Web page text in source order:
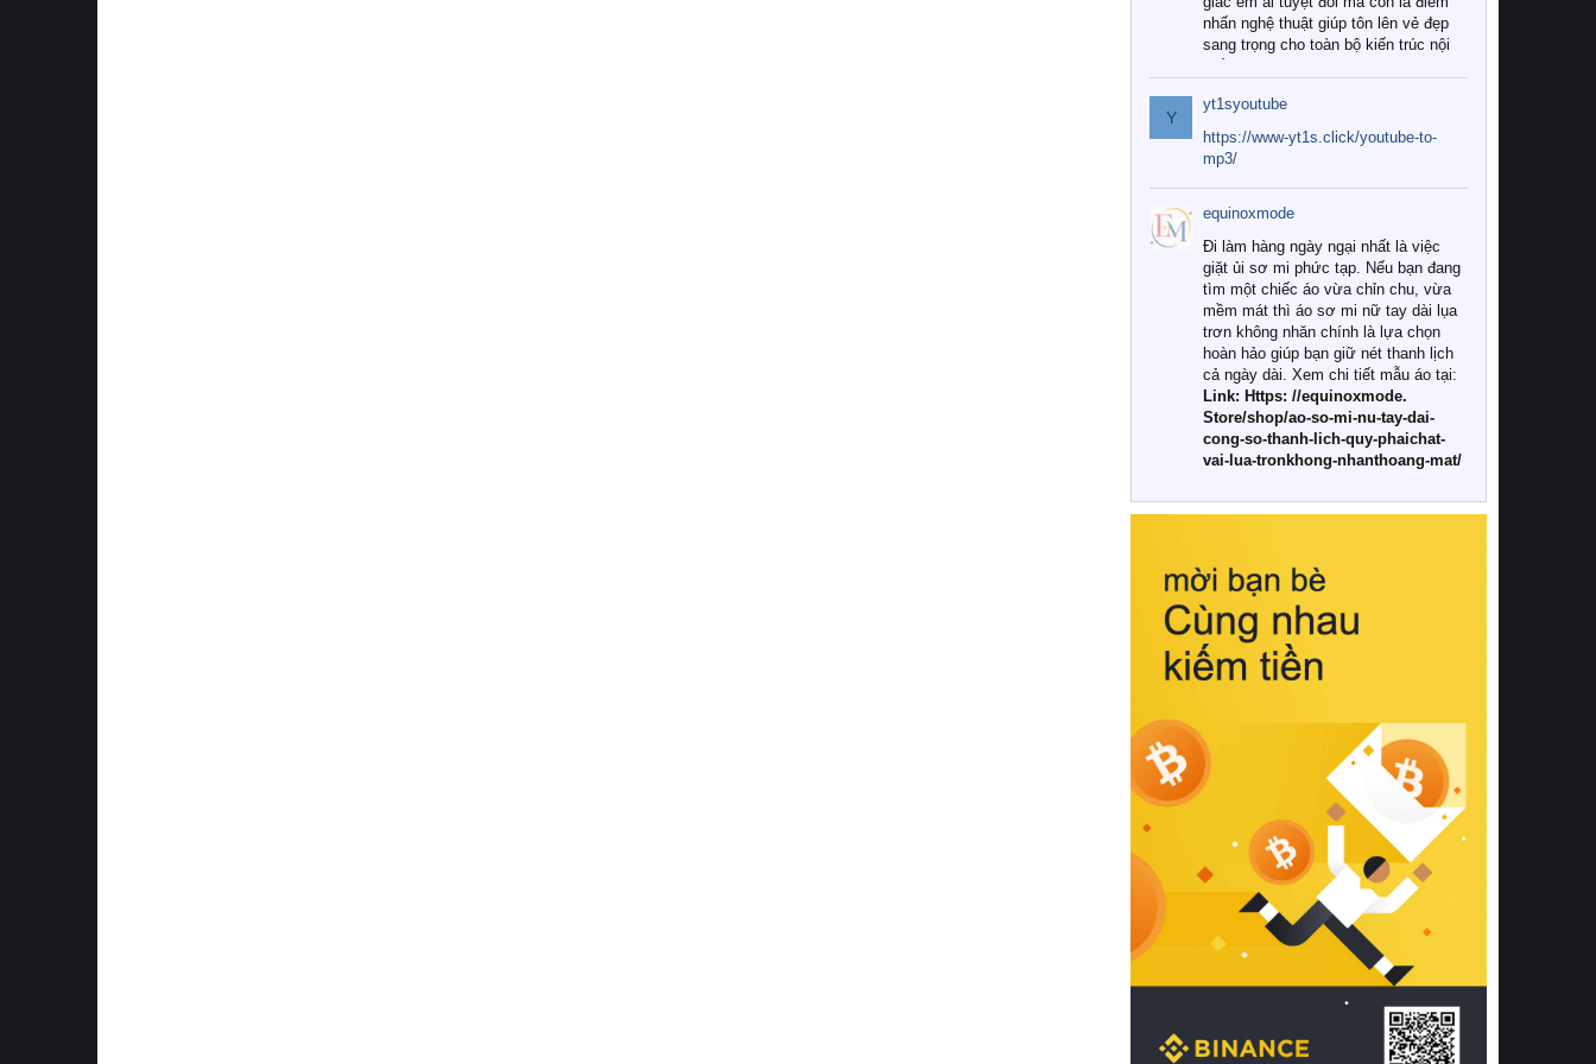
nhấn nghệ thuật giúp tôn lên vẻ đẹp
sang trọng cho toàn bộ kiến trúc nội
Tuy nhiên, giữa thị trường đa dạng
với vô vàn thương hiệu và mẫu mã
như hiện nay, làm thế nào để chọn
được những bộ chăn ga gối đệm cao
cấp thực sự chất lượng, phù hợp với
khí hậu và nhu cầu sử dụng của gia
đình? Hãy cùng chúng tôi đi tìm lời
giải đáp chi tiết qua bài viết dưới đây.
1. Tại sao các gia đình hiện đại lại ưa
chuộng chăn ga gối đệm cao cấp?
Khác với các dòng sản phẩm thông
thường, những bộ chăn ga gối đệm
cao cấp trải qua quy trình sản xuất
nghiêm ngặt từ khâu chọn lọc nguyên
liệu tự nhiên đến công nghệ dệt
nhuộm hiện đại không chứa hóa chất
này, bạn sẽ cảm nhận rõ rệt sự khác
hồi chuẩn xác của phần đệm nâng đỡ
cột sống.
Bên cạnh đó, việc lựa chọn các dòng
sản phẩm đạt chuẩn chất lượng quốc
tế còn giúp ngăn ngừa tình trạng kích
khuẩn và nấm mốc trong điều kiện
thời tiết nóng ẩm. Bạn có thể tìm hiểu
thêm các nghiên cứu khoa học về tác
động của giấc ngủ và môi trường
phòng ngủ đối với sức khỏe con
người tại Sleep Foundation (External
Link) để có cái nhìn toàn diện hơn.
2. Các tiêu chí vàng khi lựa chọn
chăn ga gối đệm cao cấp cho phòng
ngủ
Để sở hữu một bộ chăn ga gối đệm
cao cấp hoàn hảo cả về thẩm mỹ lẫn
công năng, người tiêu dùng cần cân
nhắc kỹ lưỡng các tiêu chí quan trọng
Y
yt1syoutube
https://www-yt1s.click/youtube-to-
mp3/
equinoxmode
Đi làm hàng ngày ngại nhất là việc
giặt ủi sơ mi phức tạp. Nếu bạn đang
tìm một chiếc áo vừa chỉn chu, vừa
mềm mát thì áo sơ mi nữ tay dài lụa
trơn không nhăn chính là lựa chọn
hoàn hảo giúp bạn giữ nét thanh lịch
cả ngày dài. Xem chi tiết mẫu áo tại:
Link: Https: //equinoxmode.
Store/shop/ao-so-mi-nu-tay-dai-
cong-so-thanh-lich-quy-phaichat-
vai-lua-tronkhong-nhanthoang-mat/